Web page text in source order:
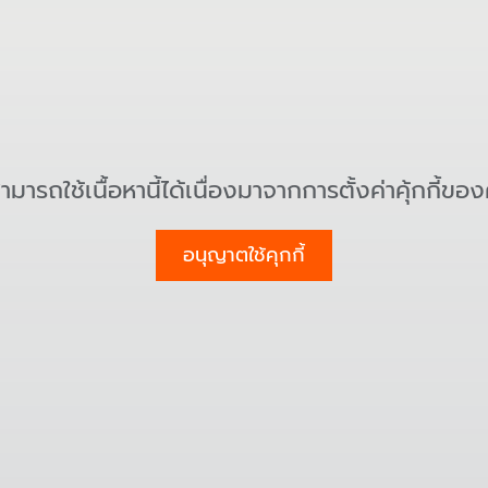
มารถใช้เนื้อหานี้ได้เนื่องมาจากการตั้งค่าคุ้กกี้ข
อนุญาตใช้คุกกี้